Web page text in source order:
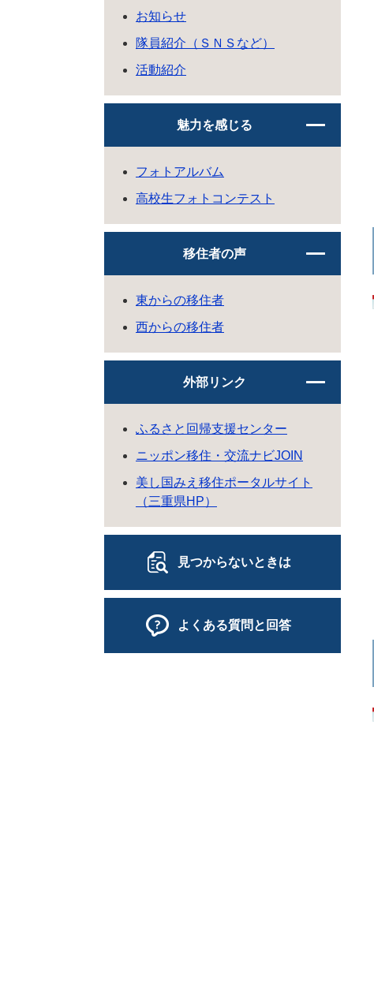
お知らせ
隊員紹介（ＳＮＳなど）
活動紹介
魅力を感じる
フォトアルバム
高校生フォトコンテスト
移住者の声
東からの移住者
西からの移住者
外部リンク
ふるさと回帰支援センター
ニッポン移住・交流ナビJOIN
美し国みえ移住ポータルサイト
（三重県HP）
見つからないときは
よくある質問と回答